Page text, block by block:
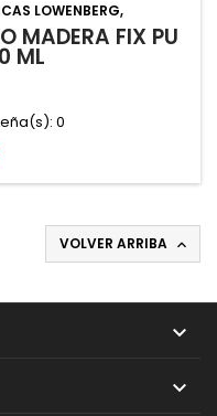
LOWENBERG,
MADERA FIX PU
ML
0
VOLVER ARRIBA 

